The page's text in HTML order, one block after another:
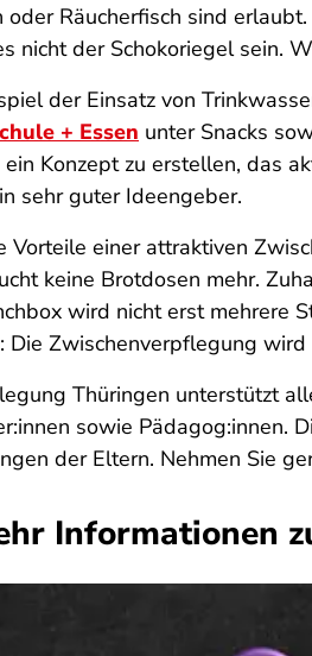
oder Räucherfisch sind
nicht der Schokoriegel sein.
der Einsatz von
+ Essen unter Snacks
ein Konzept zu erstellen, das
sehr guter Ideengeber.
einer attraktiven
keine Brotdosen mehr.
wird nicht erst
Zwischenverpflegung
Thüringen unterstützt
sowie Pädagog:innen.
der Eltern. Nehmen Sie
Informationen